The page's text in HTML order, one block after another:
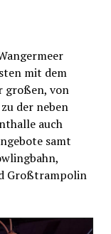
mit dem
großen, von
der neben
auch
samt
Großtrampolin